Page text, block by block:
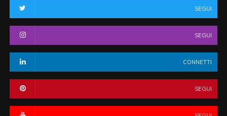
SEGUI
SEGUI
CONNETTI
SEGUI